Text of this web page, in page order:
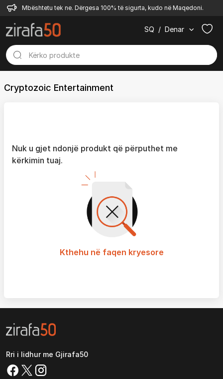
Mbështetu tek ne. Dërgesa 100% të sigurta, kudo në Maqedoni.
SQ / Denar
Cryptozoic Entertainment
Nuk u gjet ndonjë produkt që përputhet me
kërkimin tuaj.
Kthehu në faqen kryesore
Rri i lidhur me Gjirafa50